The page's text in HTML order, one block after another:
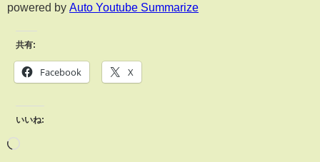
powered by Auto Youtube Summarize
共有:
Facebook X
いいね: